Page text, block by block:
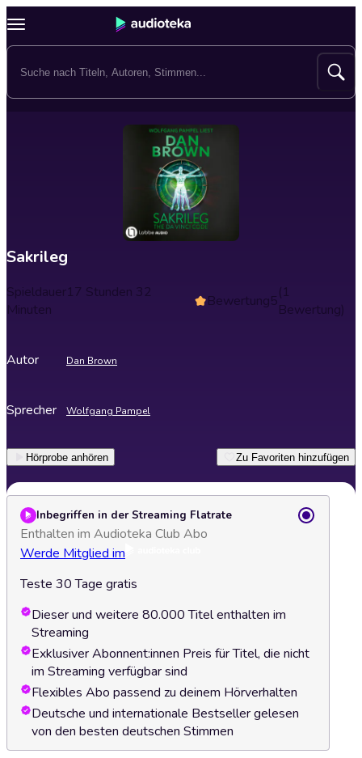
Sakrileg
Spieldauer17 Stunden 32
Minuten
Bewertung5(1
Bewertung)
Autor Dan Brown
Sprecher Wolfgang Pampel
Hörprobe anhören Zu Favoriten hinzufügen
Inbegriffen in der Streaming Flatrate
Enthalten im Audioteka Club Abo
Werde Mitglied im
Teste 30 Tage gratis
Dieser und weitere 80.000 Titel enthalten im
Streaming
Exklusiver Abonnent:innen Preis für Titel, die nicht
im Streaming verfügbar sind
Flexibles Abo passend zu deinem Hörverhalten
Deutsche und internationale Bestseller gelesen
von den besten deutschen Stimmen